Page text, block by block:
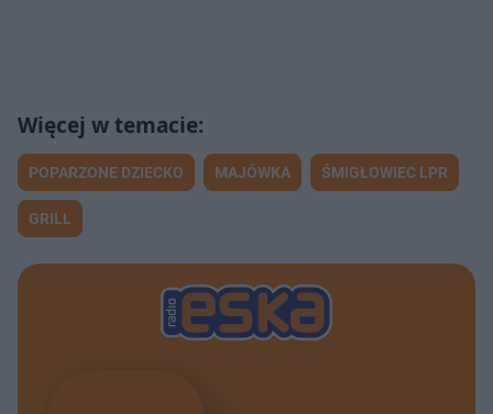
POPARZONE DZIECKO MAJÓWKA ŚMIGŁOWIEC LPR
GRILL